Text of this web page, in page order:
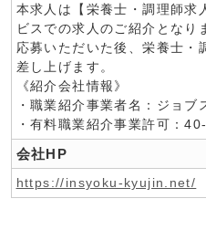
本求人は【栄養士・調理師求
ビスでの求人のご紹介となり
応募いただいた後、栄養士・
差し上げます。
《紹介会社情報》
・職業紹介事業者名：ジョブ
・有料職業紹介事業許可：
会社HP
https://insyoku-kyujin.net/